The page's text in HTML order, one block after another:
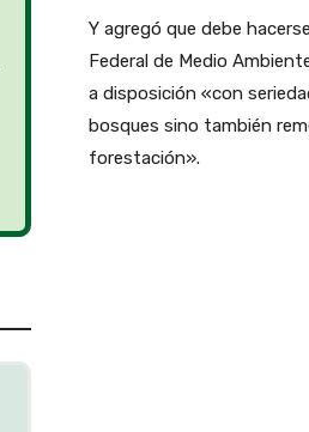
Y agregó que debe
Federal de Medio
a disposición «con
bosques sino también
forestación».